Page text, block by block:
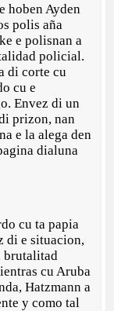
hoben Ayden
polis aña
e polisnan a
policial.
di corte cu
cu e
Envez di un
prizon, nan
e la alega den
dialuna
cu ta papia
di e situacion,
brutalitad
cu Aruba
Hatzmann a
y como tal